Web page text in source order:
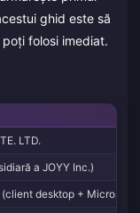
ghid este să
folosi imediat.
LTD.
a JOYY Inc.)
desktop + Microsoft